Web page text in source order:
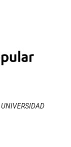
UNIVERSIDAD